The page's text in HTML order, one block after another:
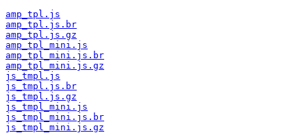
amp_tpl.js
amp_tpl.js.br
amp_tpl.js.gz
amp_tpl_mini.js
amp_tpl_mini.js.br
amp_tpl_mini.js.gz
js_tmpl.js
js_tmpl.js.br
js_tmpl.js.gz
js_tmpl_mini.js
js_tmpl_mini.js.br
js_tmpl_mini.js.gz